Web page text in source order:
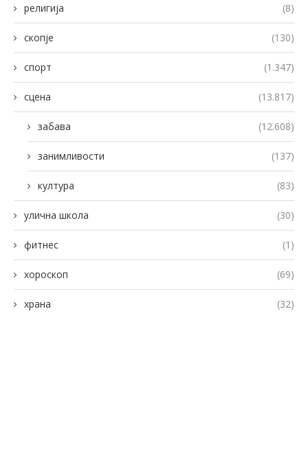
религија (8)
скопје (130)
спорт (1.347)
сцена (13.817)
забава (12.608)
занимливости (137)
култура (83)
улична школа (30)
фитнес (1)
хороскоп (69)
храна (32)